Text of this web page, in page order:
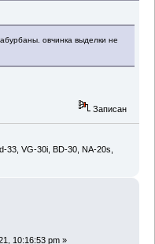
овчинка выделки не
Записан
33, VG-30i, BD-30, NA-20s,
10:16:53 pm »